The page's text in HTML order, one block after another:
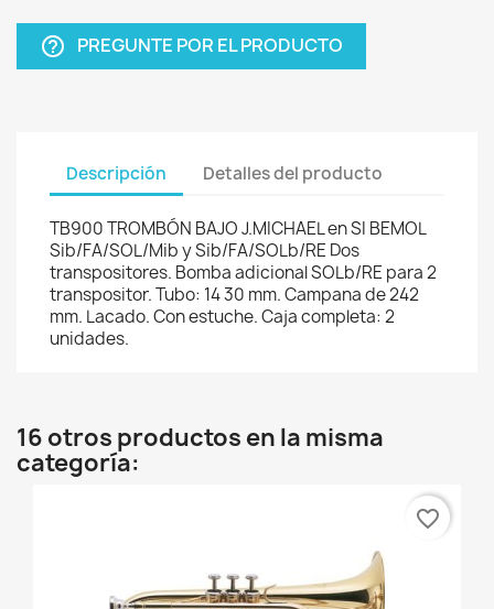
help_outline PREGUNTE POR EL PRODUCTO
Descripción Detalles del producto
TB900 TROMBÓN BAJO J.MICHAEL en SI BEMOL
Sib/FA/SOL/Mib y Sib/FA/SOLb/RE Dos
transpositores. Bomba adicional SOLb/RE para 2
transpositor. Tubo: 14 30 mm. Campana de 242
mm. Lacado. Con estuche. Caja completa: 2
unidades.
16 otros productos en la misma
categoría:
favorite_border